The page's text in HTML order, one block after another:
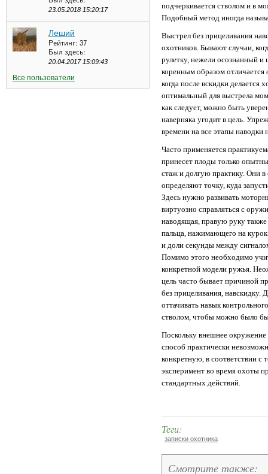
23.05.2018 15:20:17
Леший
Рейтинг: 37
Был здесь:
20.04.2017 15:09:43
Все пользователи
подчеркивается стволом и в
Подобный метод иногда
Выстрел без прицеливания
охотников. Бывают случаи,
рулетку, нежели осознанный
коренным образом
когда после вскидки делается
оптимальный для выстрела
как следует, можно быть
наверняка угодит в цель.
времени на все этапы наводки
Часто применяется
принесет плоды только
стаж и долгую практику. Они
определяют точку, куда
Здесь нужно развивать
виртуозно справляться с
наводящая, правую руку
пальца, нажимающего на
и доли секунды между
Помимо этого необходимо
конкретной модели ружья.
цель часто бывает причиной
без прицеливания, навскидку.
оттачивать навык
стволом, чтобы можно было
Поскольку внешнее окружение
способ практически
конкретную, в соответствии с
эксперимент во время охоты
стандартных действий.
Теги:
записки охотника
Смотрите также: